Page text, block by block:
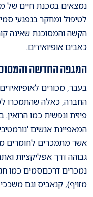
נמצאים בסכנת חיים של
לטיפול ומחקר בנפגעי
הקשה והמסוכנת שאינה
כאבים אופיואידים.
המגפה החדשה
בעבר, מכורים
החברה, כאלה שהתמכרו
פיזית ונפשית כמו
המאפיינת אנשים
אשר מתמכרים לחומרים
גבוהה דרך אפליקציות
נמכרים דרכםסמים כמו
מזויף), קנאביס וגם